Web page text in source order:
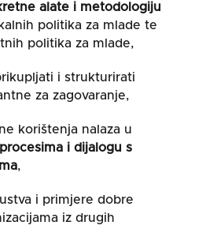
alate i metodologiju
politika za mlade te
politika za mlade,
i strukturirati
za zagovaranje,
korištenja nalaza u
i dijalogu s
,
i primjere dobre
iz drugih